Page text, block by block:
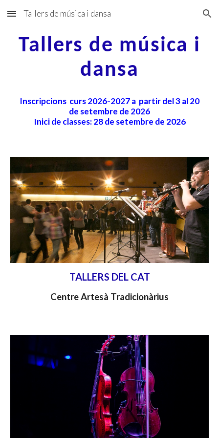
Skip to main content Skip to navigation
Tallers de música i dansa
Tallers de música i
dansa
Inscripcions curs 2026-2027a partir del3al 20
de setembre de 2026
Inici de classes:28 de setembre de 2026
TALLERS DEL CAT
Centre Artesà Tradicionàrius